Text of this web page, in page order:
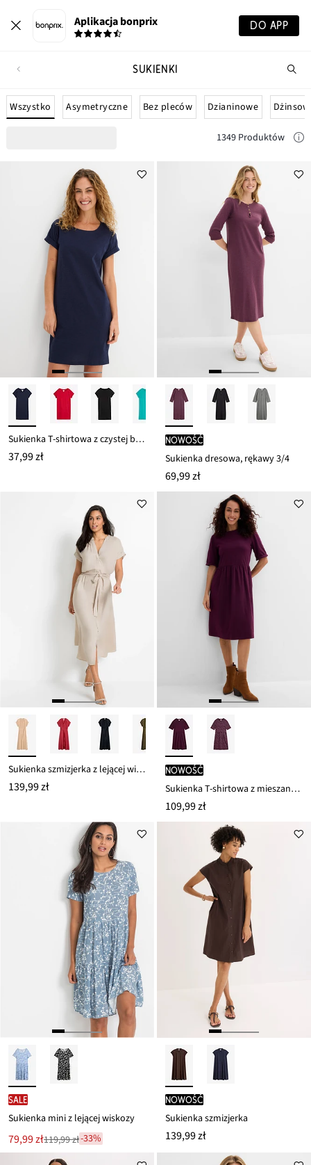
Aplikacja bonprix DO APP
SUKIENKI
Wszystko Asymetryczne Bez pleców Dzianinowe
1349 Produktów
Sukienka T-shirtowa z czystej bawełny organicznej
37,99 zł
nowość
Sukienka dresowa, rękawy 3/4
69,99 zł
Sukienka szmizjerka z lejącej wiskozy
139,99 zł
nowość
Sukienka T-shirtowa z mieszanki bawełny i elastanu
109,99 zł
SALE
Sukienka mini z lejącej wiskozy
Nowa
cena
79,99 zł
Przeceniono
119,99 zł-33%
nowość
Sukienka szmizjerka
139,99 zł